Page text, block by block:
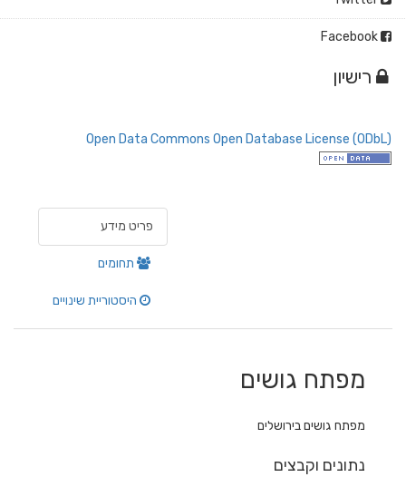
רישיון
Open Data Commons Open Database License (ODbL)
פריט מידע
תחומים
היסטוריית שינויים
מפתח גושים
מפתח גושים בירושלים
נתונים וקבצים